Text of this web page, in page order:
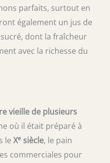
parfaits, surtout en
également un jus de
dont la fraîcheur
avec la richesse du
vieille de plusieurs
où il était préparé à
le Xe siècle, le pain
commerciales pour